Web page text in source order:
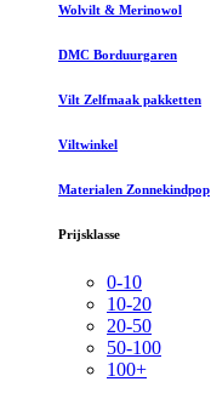
Wolvilt & Merinowol
DMC Borduurgaren
Vilt Zelfmaak pakketten
Viltwinkel
Materialen Zonnekindpop
Prijsklasse
0-10
10-20
20-50
50-100
100+